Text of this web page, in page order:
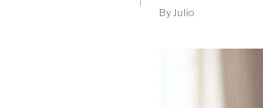
ByJulio